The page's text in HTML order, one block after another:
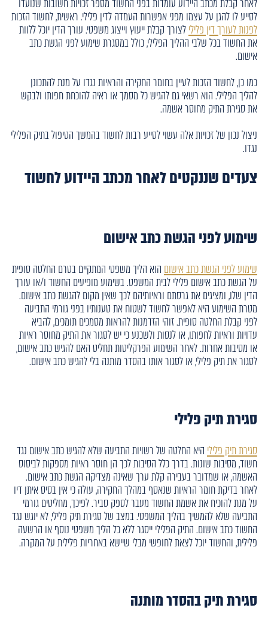
לסייע לו להגן על עצמו מפני אפשרות העמדה לדין פלילי. ראשית, לחשוד הזכות
לפנות לעורך דין פלילילצורך קבלת ייעוץ וייצוג משפטי. עורך הדין יוכל ללוות
את החשוד בכל שלבי ההליך הפלילי, כולל במסגרת שימוע לפני הגשת כתב
אישום.
כמו כן, לחשוד הזכות לעיין בחומר החקירה והראיות נגדו על מנת להתכונן
להליך הפלילי. הוא רשאי גם להגיש כל מסמך או ראיה להוכחת חפותו ולבקש
את סגירת התיק מחוסר אשמה.
ניצול נכון של זכויות אלה עשוי לסייע רבות לחשוד בהמשך הטיפול בתיק הפלילי
נגדו.
צעדים שננקטים לאחר מכתב היידוע לחשוד
שימוע לפני הגשת כתב אישום
שימוע לפני הגשת כתב אישום הוא הליך משפטי המתקיים בטרם החלטה סופית
על הגשת כתב אישום פלילי לבית המשפט. בשימוע מופיעים החשוד ו/או עורך
הדין שלו, ומציגים את גרסתם וראיותיהם לכך שאין מקום להגשת כתב אישום.
מטרת השימוע היא לאפשר לחשוד לשטוח את טענותיו בפני גורמי התביעה
לפני קבלת החלטה סופית. זוהי הזדמנות להראות מסמכים תומכים, להביא
עדויות וראיות לחפותו, או לנסות ולשכנע כי יש לסגור את התיק מחוסר ראיות
או מסיבות אחרות. לאחר השימוע הפרקליטות תחליט האם להגיש כתב אישום,
לסגור את תיק פלילי, או לסגור אותו בהסדר מותנה בלי להגיש כתב אישום.
סגירת תיק פלילי
סגירת תיק פלילי היא החלטה של רשויות התביעה שלא להגיש כתב אישום נגד
חשוד, מסיבות שונות. בדרך כלל הסיבות לכך הן חוסר ראיות מספקות לביסוס
האשמה, או שמדובר בעבירה קלת ערך שאינה מצדיקה הגשת כתב אישום.
לאחר בדיקת חומר הראיות שנאסף במהלך החקירה, עולה כי אין בסיס איתן דיו
על מנת להוכיח את אשמת החשוד מעבר לספק סביר. לפיכך, מחליטים גורמי
התביעה שלא להמשיך בהליך המשפטי. במצב של סגירת תיק פלילי, לא יוגש נגד
החשוד כתב אישום. התיק הפלילי ייסגר ללא כל הליך משפטי נוסף או הרשעה
פלילית, והחשוד יוכל לצאת לחופשי מבלי שיישא באחריות פלילית על המקרה.
סגירת תיק בהסדר מותנה